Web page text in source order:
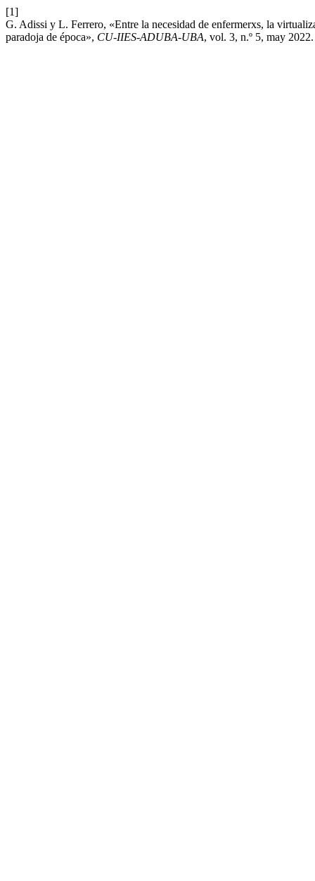
[1]
G. Adissi y L. Ferrero, «Entre la necesidad de enfermerxs, la
paradoja de época», CU-IIES-ADUBA-UBA, vol. 3, n.º 5, may 2022.